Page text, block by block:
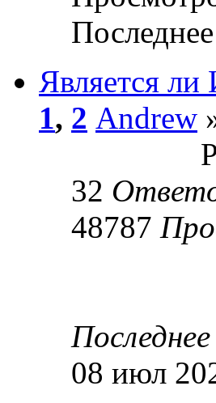
Является
1, 2 Andrew
32
48787
08 июл